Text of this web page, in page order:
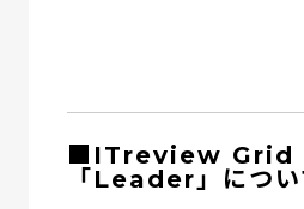
■ITreview Grid
「Leader」につい